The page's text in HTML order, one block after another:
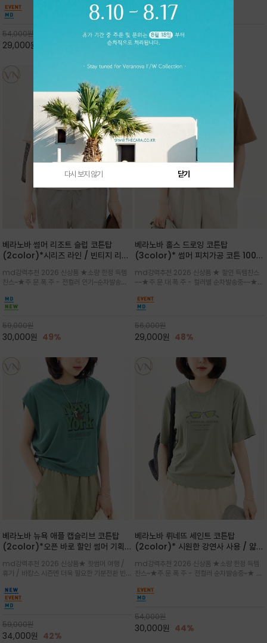
안함을 동시에 느낄수 있으며 차분하고 필요한
컬러웨이로 단독 또는 린넨 자켓/ 여름점퍼 안에
코디하기 만능템 입니다^^
54,000원
29,000원
핏 강연티셔츠
한 착용감을 선사하며, 자연스럽게 떨어지는 실루
엣이 편안하며 ★도회적인 무드로 루즈하게 단독
65,000원
30,000
베라노바 썸머 리조트 슬럽 코튼탑
(2color)*시리즈 라인 / 빈티지 리조
는 가벼운 코튼 터치의 반팔 티셔츠입니
다
md강력추천 2026 신상품 ★소량 한정 득템
찬스~★주.문.폭.주 - 전컬러 인기~순차발송중
아(Sepia)나 파스텔 톤의 해변 풍경으로 세련
된 뮤트톤 컬러 팔레트로 빈티지한 무드의 선샤
인 프린트가 더해져 담백하면서도 감각
59,000원
30,000원 49%
베라노바 홀스 드로잉 코튼탑
(3color)* 썸머 피치가공 코튼 100프
의 미를 살려 말의 윤곽선만 스케치하여
감성을 담은 아이템
md강력추천 2026 신상품 ★ 할인 득템찬스
~~★주.문.대.폭.주 - 컬러별 순차발송중~~★프
말(Horse) 드로잉 티셔츠는 여유로운 실루엣과
감각적인 아트워크로 고급스러운 여름 스타일링
을 완성할 수 있습니다
56,000원
29,000원 48%
베라노바 뉴욕 애플 캡슬리브 코튼탑
(2color)*오픈 바로 할인 썸머 기획
★ 한정수량 제작 ★ 강연 코튼으로 빈
티지 프린트로 여름 하의와 모두 잘어울
리는 그래픽
md강력추천 2026 신상품★ 핫썸머 여행 /
휴가 / 바캉스 시즌엔 더욱 필요한 기분전환 빈티
부에 산뜻하게 닿는 프리미엄 /답답함 없는 라운
드 넥라인과 자연스럽게 어깨를 감싸는 캡슬리브
디자인이 팔 라인을 더욱 날씬
59,000원
34,000원 42%
베라노바 뤼네뜨 세인트 코튼탑
(2color)* 시원한 강연사 사용 / 얇고
피부에 잘 달라붙지 않아 통기성이 탁월
md강력추천 2026 신상품 ★소량 한정 득템
찬스~★주.문.폭.주 - 전컬러 순차발송중~★ 감
라인과 여유 있는 스탠다드 핏으로 부담 없이 착
용/과하지 않은 프린트 디테일이 룩에 세련된 위
트를 더해 데일리 룩에 포인트
54,000원
30,000원 44%
다시 보지 않기 닫기